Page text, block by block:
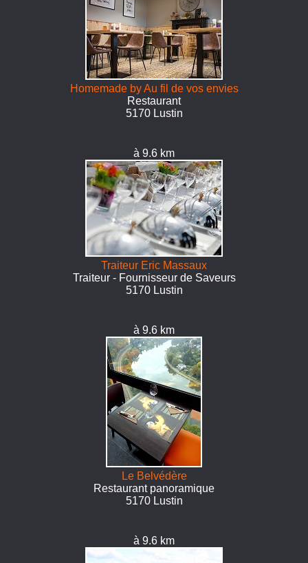
Homemade by Au fil de vos envies
Restaurant
5170 Lustin
à 9.6 km
Traiteur Eric Massaux
Traiteur - Fournisseur de Saveurs
5170 Lustin
à 9.6 km
Le Belvédère
Restaurant panoramique
5170 Lustin
à 9.6 km